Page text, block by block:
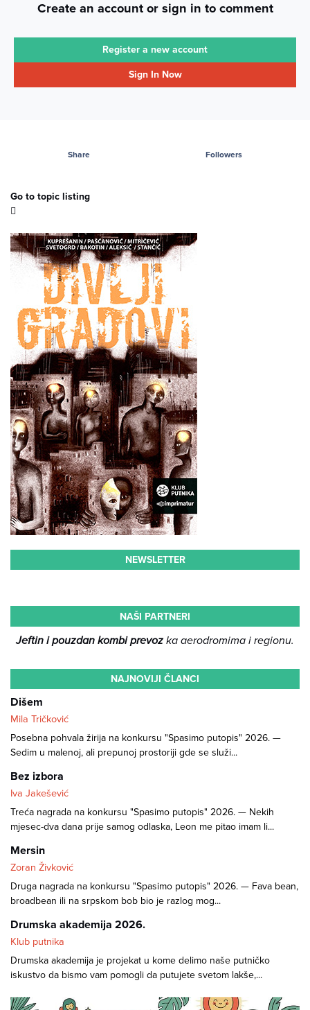
Create an account or sign in to comment
Register a new account
Sign In Now
Share Followers
Go to topic listing
NEWSLETTER
NAŠI PARTNERI
Jeftin i pouzdan kombi prevozka aerodromima i regionu.
NAJNOVIJI ČLANCI
Dišem
Mila Tričković
Posebna pohvala žirija na konkursu "Spasimo putopis" 2026. —
Sedim u malenoj, ali prepunoj prostoriji gde se služi...
Bez izbora
Iva Jakešević
Treća nagrada na konkursu "Spasimo putopis" 2026. — Nekih
mjesec-dva dana prije samog odlaska, Leon me pitao imam li...
Mersin
Zoran Živković
Druga nagrada na konkursu "Spasimo putopis" 2026. — Fava bean,
broadbean ili na srpskom bob bio je razlog mog...
Drumska akademija 2026.
Klub putnika
Drumska akademija je projekat u kome delimo naše putničko
iskustvo da bismo vam pomogli da putujete svetom lakše,...